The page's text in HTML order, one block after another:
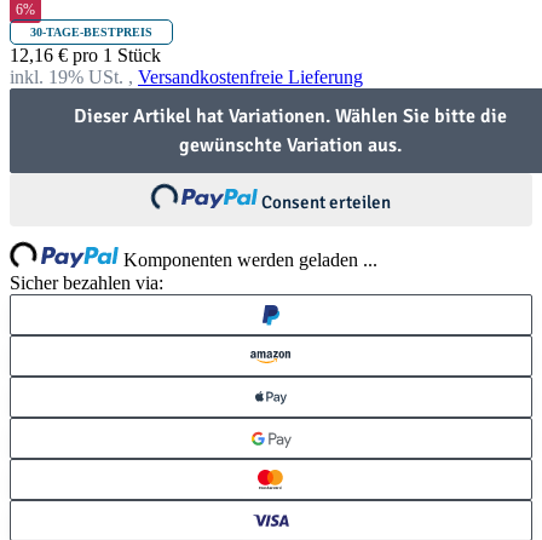
6%
30-TAGE-BESTPREIS
12,16 € pro 1 Stück
inkl. 19% USt. , Versandkostenfreie Lieferung
Dieser Artikel hat Variationen. Wählen Sie bitte die
gewünschte Variation aus.
Loading... Consent erteilen
Komponenten werden geladen ...
Sicher bezahlen via: